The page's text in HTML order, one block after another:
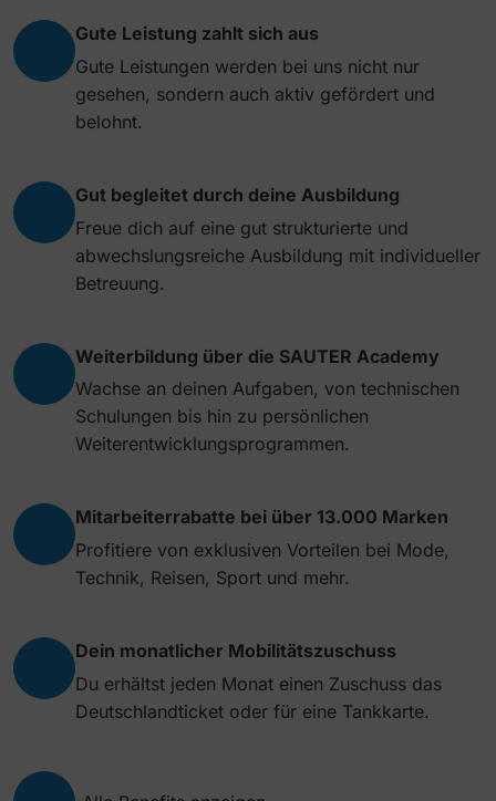
Gute Leistung zahlt sich aus
Gute Leistungen werden bei uns nicht nur
gesehen, sondern auch aktiv gefördert und
belohnt.
Gut begleitet durch deine Ausbildung
Freue dich auf eine gut strukturierte und
abwechslungsreiche Ausbildung mit individueller
Betreuung.
Weiterbildung über die SAUTER Academy
Wachse an deinen Aufgaben, von technischen
Schulungen bis hin zu persönlichen
Weiterentwicklungsprogrammen.
Mitarbeiterrabatte bei über 13.000 Marken
Profitiere von exklusiven Vorteilen bei Mode,
Technik, Reisen, Sport und mehr.
Dein monatlicher Mobilitätszuschuss
Du erhältst jeden Monat einen Zuschuss das
Deutschlandticket oder für eine Tankkarte.